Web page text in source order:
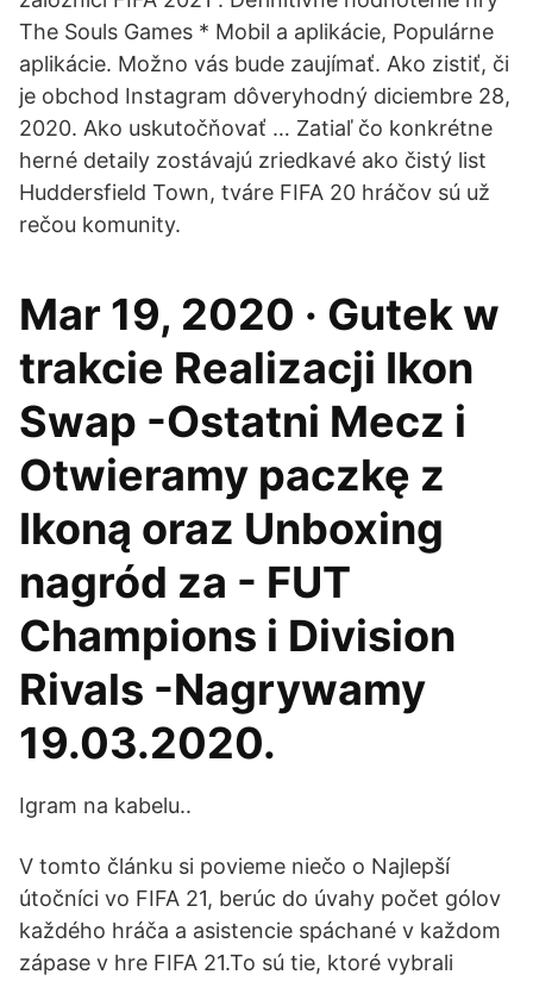
The Souls Games * Mobil a aplikácie, Populárne
aplikácie. Možno vás bude zaujímať. Ako zistiť, či
je obchod Instagram dôveryhodný diciembre 28,
2020. Ako uskutočňovať … Zatiaľ čo konkrétne
herné detaily zostávajú zriedkavé ako čistý list
Huddersfield Town, tváre FIFA 20 hráčov sú už
rečou komunity.
Mar 19, 2020 · Gutek w
trakcie Realizacji Ikon
Swap -Ostatni Mecz i
Otwieramy paczkę z
Ikoną oraz Unboxing
nagród za - FUT
Champions i Division
Rivals -Nagrywamy
19.03.2020.
Igram na kabelu..
V tomto článku si povieme niečo o Najlepší
útočníci vo FIFA 21, berúc do úvahy počet gólov
každého hráča a asistencie spáchané v každom
zápase v hre FIFA 21.To sú tie, ktoré vybrali